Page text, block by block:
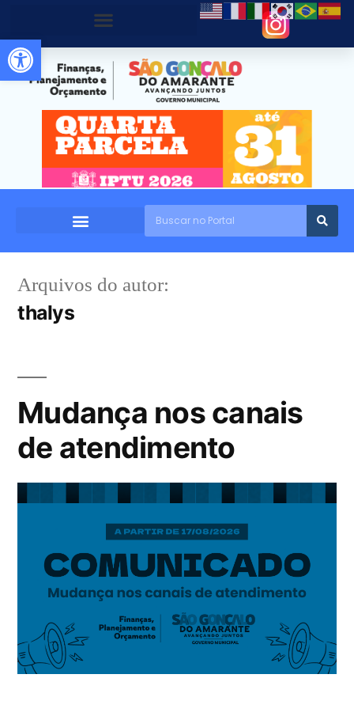
Abrir a barra de ferramentas
Arquivos do autor:
thalys
Mudança nos canais
de atendimento